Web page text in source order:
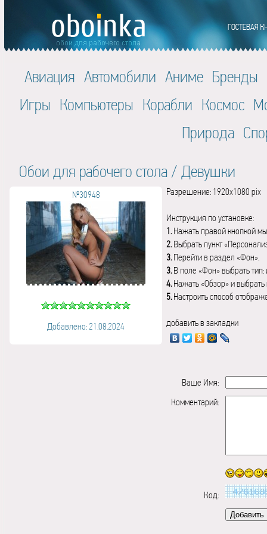
Авиация Автомобили Аниме Бренды
Игры Компьютеры Корабли Космос
Природа
Обои для рабочего стола / Девушки
№30948
Добавлено: 21.08.2024
Разрешение: 1920x1080 pix
Инструкция по установке:
1.Нажать правой кнопкой
2.Выбрать пункт
3.Перейти в раздел «Фон».
3.В поле «Фон» выбрать
4.Нажать «Обзор» и выбрать
5.Настроить способ
добавить в закладки
Ваше Имя:
Комментарий:
Код: